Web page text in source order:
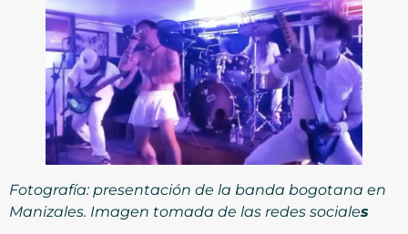
Fotografía: presentación de la banda bogotana en
Manizales. Imagen tomada de las redes sociales